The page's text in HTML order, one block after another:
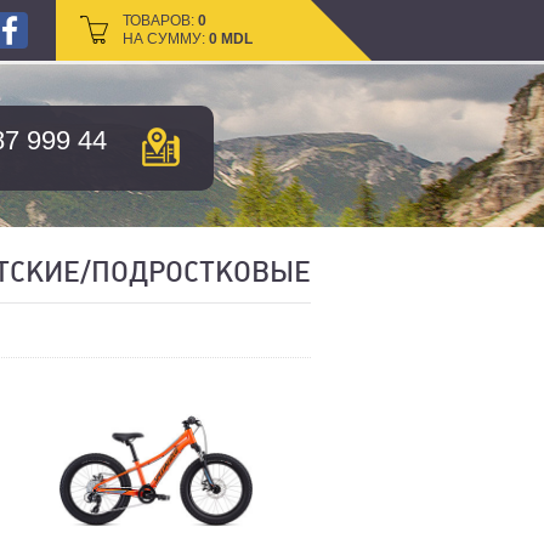
ТОВАРОВ: 0
НА СУММУ: 0 MDL
ТОВАРОВ: 0
НА СУММУ: 0 MDL
999 44
ПОДРОСТКОВЫЕ